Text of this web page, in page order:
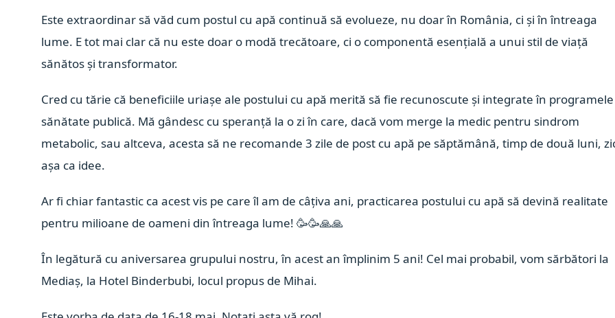
Este extraordinar să văd cum postul cu apă continuă să evolueze, nu doar în România, ci și în întreaga
lume. E tot mai clar că nu este doar o modă trecătoare, ci o componentă esențială a unui stil de viață
sănătos și transformator.
Cred cu tărie că beneficiile uriașe ale postului cu apă merită să fie recunoscute și integrate în
sănătate publică. Mă gândesc cu speranță la o zi în care, dacă vom merge la medic pentru sindrom
metabolic, sau altceva, acesta să ne recomande 3 zile de post cu apă pe săptămână, timp de două luni,
așa ca idee.
Ar fi chiar fantastic ca acest vis pe care îl am de câțiva ani, practicarea postului cu apă să devină realitate
pentru milioane de oameni din întreaga lume!🥳🥳🙏🙏
În legătură cu aniversarea grupului nostru, în acest an împlinim 5 ani! Cel mai probabil, vom sărbători la
Mediaș, la Hotel Binderbubi, locul propus de Mihai.